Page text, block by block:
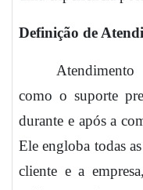
Definição de
como o suporte
durante e após a
Ele engloba todas
cliente e a